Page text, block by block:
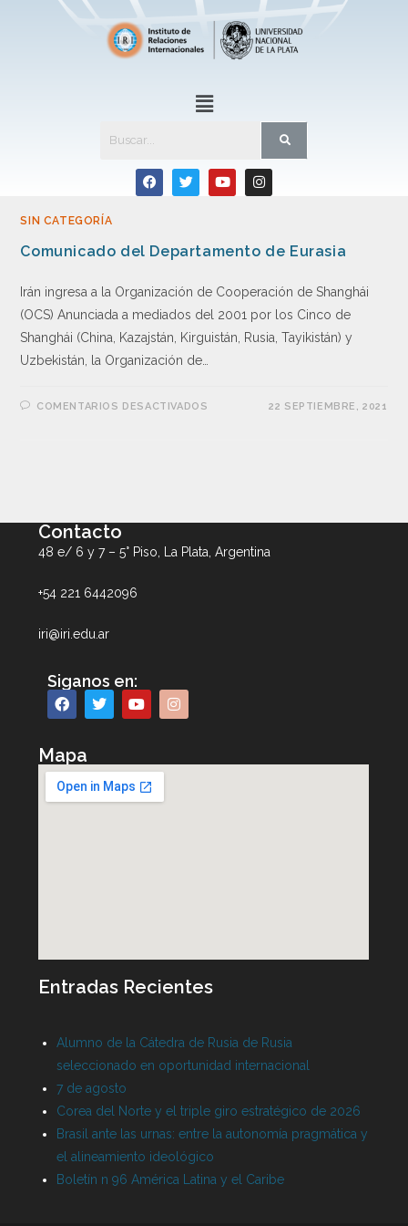
SIN CATEGORÍA
Comunicado del Departamento de Eurasia
Irán ingresa a la Organización de Cooperación de Shanghái
(OCS) Anunciada a mediados del 2001 por los Cinco de
Shanghái (China, Kazajstán, Kirguistán, Rusia, Tayikistán) y
Uzbekistán, la Organización de…
COMENTARIOS DESACTIVADOS 22 SEPTIEMBRE, 2021
Contacto
48 e/ 6 y 7 – 5° Piso, La Plata, Argentina
+54 221 6442096
iri@iri.edu.ar
Siganos en:
Mapa
Entradas Recientes
Alumno de la Cátedra de Rusia de Rusia
seleccionado en oportunidad internacional
7 de agosto
Corea del Norte y el triple giro estratégico de 2026
Brasil ante las urnas: entre la autonomía pragmática y
el alineamiento ideológico
Boletín n 96 América Latina y el Caribe